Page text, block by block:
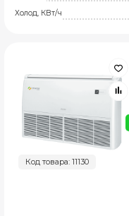
Холод, КВт/ч
Код товара: 11130